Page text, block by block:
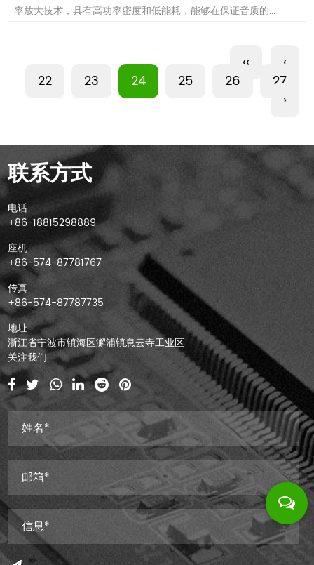
率放大技术，具有高功率密度和低能耗，能够在保证音质的...
‹‹
‹
22
23 24 25 26
27
›
联系方式
电话
+86-18815298889
座机
+86-574-87781767
传真
+86-574-87787735
地址
浙江省宁波市镇海区澥浦镇息云寺工业区
关注我们